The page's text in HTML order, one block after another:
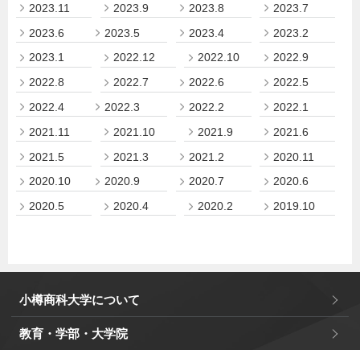
2023.11
2023.9 2023.8
2023.7
2023.6
2023.5 2023.4
2023.2
2023.1
2022.12 2022.10
2022.9
2022.8
2022.7 2022.6
2022.5
2022.4
2022.3 2022.2
2022.1
2021.11
2021.10 2021.9
2021.6
2021.5
2021.3 2021.2
2020.11
2020.10
2020.9 2020.7
2020.6
2020.5
2020.4 2020.2 2019.10
小樽商科大学について
教育・学部・大学院